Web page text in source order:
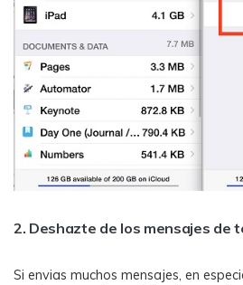
2. Deshazte de los mensajes de
Si envias muchos mensajes, en